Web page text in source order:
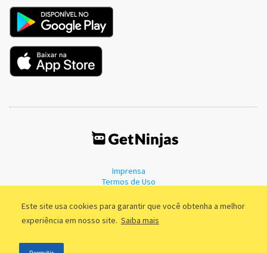
Este site usa cookies para garantir que você obtenha a melhor
experiência em nosso site. Saiba mais
Imprensa
Termos de Uso
©2011 - 2026, GetNinjas LTDA. CNPJ 55.744.877/0001-89 - Rua Dr.